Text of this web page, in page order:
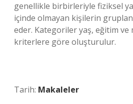
genellikle birbirleriyle fiziksel
içinde olmayan kişilerin
eder. Kategoriler yaş, eğitim ve
kriterlere göre oluşturulur.
Tarih: Makaleler